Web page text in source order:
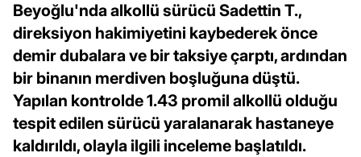
Beyoğlu'nda alkollü sürücü Sadettin T.,
direksiyon hakimiyetini kaybederek önce
demir dubalara ve bir taksiye çarptı, ardından
bir binanın merdiven boşluğuna düştü.
Yapılan kontrolde 1.43 promil alkollü olduğu
tespit edilen sürücü yaralanarak hastaneye
kaldırıldı, olayla ilgili inceleme başlatıldı.